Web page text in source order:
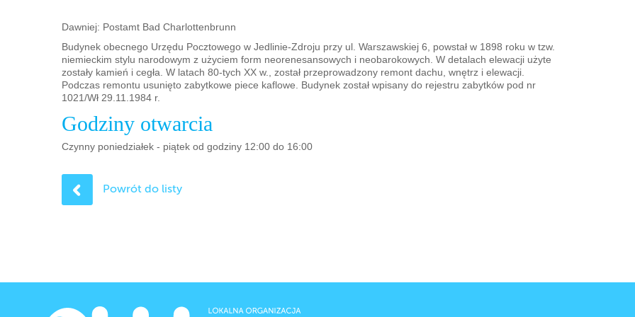
Dawniej: Postamt Bad Charlottenbrunn
Budynek obecnego Urzędu Pocztowego w Jedlinie-Zdroju przy ul. Warszawskiej 6, powstał w 1898 roku w tzw.
niemieckim stylu narodowym z użyciem form neorenesansowych i neobarokowych. W detalach elewacji użyte
zostały kamień i cegła. W latach 80-tych XX w., został przeprowadzony remont dachu, wnętrz i elewacji.
Podczas remontu usunięto zabytkowe piece kaflowe. Budynek został wpisany do rejestru zabytków pod nr
1021/Wł 29.11.1984 r.
Godziny otwarcia
Czynny poniedziałek - piątek od godziny 12:00 do 16:00
Powrót do listy